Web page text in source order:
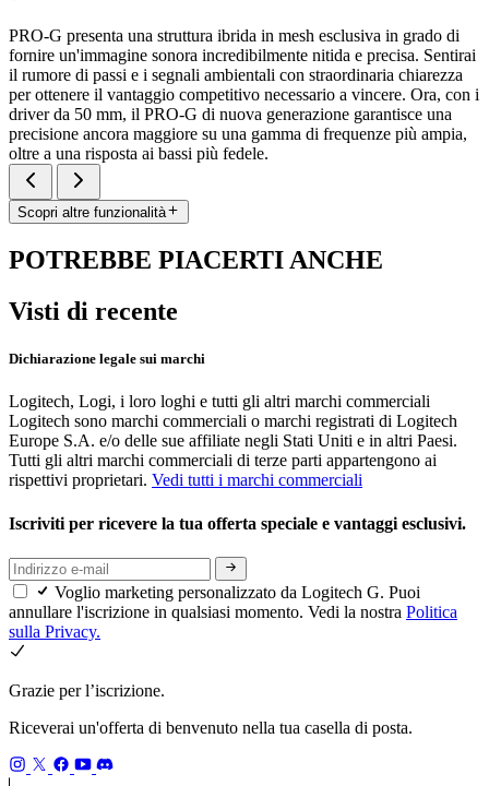
PRO-G presenta una struttura ibrida in mesh esclusiva in grado di
fornire un'immagine sonora incredibilmente nitida e precisa. Sentirai
il rumore di passi e i segnali ambientali con straordinaria chiarezza
per ottenere il vantaggio competitivo necessario a vincere. Ora, con i
driver da 50 mm, il PRO-G di nuova generazione garantisce una
precisione ancora maggiore su una gamma di frequenze più ampia,
oltre a una risposta ai bassi più fedele.
Scopri altre funzionalità
POTREBBE PIACERTI ANCHE
Visti di recente
Dichiarazione legale sui marchi
Logitech, Logi, i loro loghi e tutti gli altri marchi commerciali
Logitech sono marchi commerciali o marchi registrati di Logitech
Europe S.A. e/o delle sue affiliate negli Stati Uniti e in altri Paesi.
Tutti gli altri marchi commerciali di terze parti appartengono ai
rispettivi proprietari. Vedi tutti i marchi commerciali
Iscriviti per ricevere la tua offerta speciale e vantaggi esclusivi.
Voglio marketing personalizzato da Logitech G. Puoi
annullare l'iscrizione in qualsiasi momento. Vedi la nostra Politica
sulla Privacy.
Grazie per l’iscrizione.
Riceverai un'offerta di benvenuto nella tua casella di posta.